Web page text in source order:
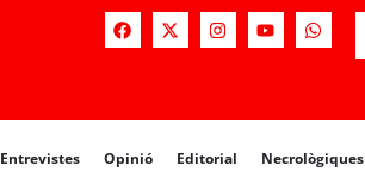
Entrevistes Opinió Editorial Necrològiques
Opinió Editorial Necrològiques